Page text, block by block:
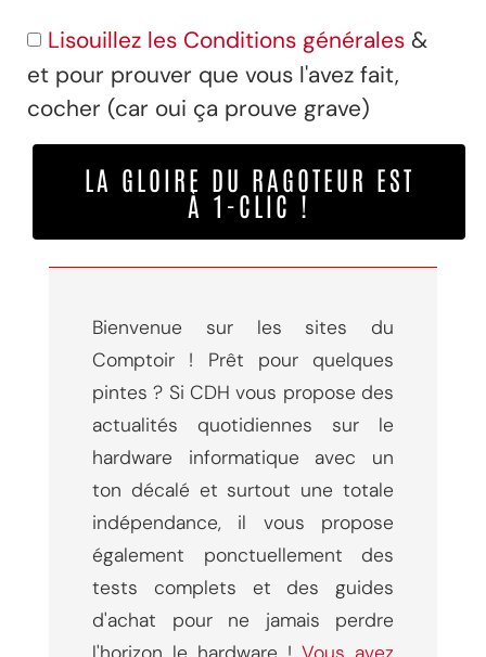
Lisouillez les Conditions générales &
et pour prouver que vous l'avez fait,
cocher (car oui ça prouve grave)
LA GLOIRE DU RAGOTEUR EST
À 1-CLIC !
Bienvenue sur les sites du
Comptoir ! Prêt pour quelques
pintes ? Si CDH vous propose des
actualités quotidiennes sur le
hardware informatique avec un
ton décalé et surtout une totale
indépendance, il vous propose
également ponctuellement des
tests complets et des guides
d'achat pour ne jamais perdre